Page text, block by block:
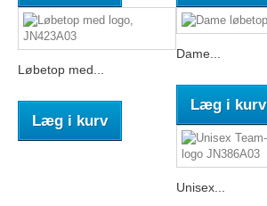
Løbetop med...
Læg i kurv
Dame...
Læg i kurv
Unisex...